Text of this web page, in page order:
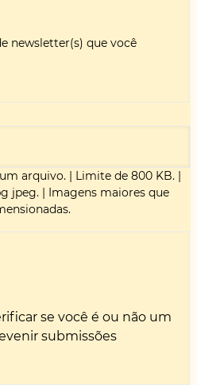
newsletter(s) que você
arquivo. | Limite de 800 KB. |
jpeg. | Imagens maiores que
se você é ou não um
submissões